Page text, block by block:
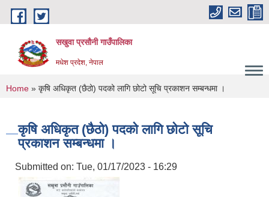
Skip to main content
सखुवा प्रसौनी गाउँपालिका
मधेश प्रदेश, नेपाल
You are here
Home » कृषि अधिकृत (छैठो) पदको लागि छोटो सूचि प्रकाशन सम्बन्धमा ।
कृषि अधिकृत (छैठो) पदको लागि छोटो सूचि
प्रकाशन सम्बन्धमा ।
Submitted on: Tue, 01/17/2023 - 16:29